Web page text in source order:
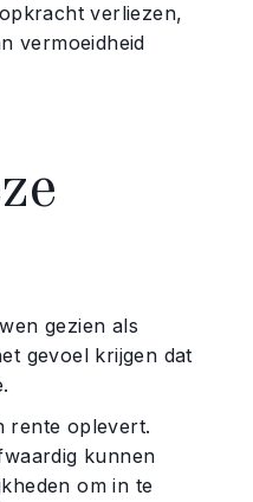
verliezen,
vermoeidheid
gezien als
gevoel krijgen dat
rente oplevert.
kunnen
om in te